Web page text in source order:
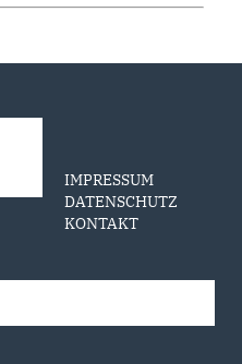
IMPRESSUM
DATENSCHUTZ
KONTAKT